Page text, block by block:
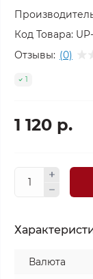
Код Товара:
Отзывы: (0)
1
1 120 р.
Валюта